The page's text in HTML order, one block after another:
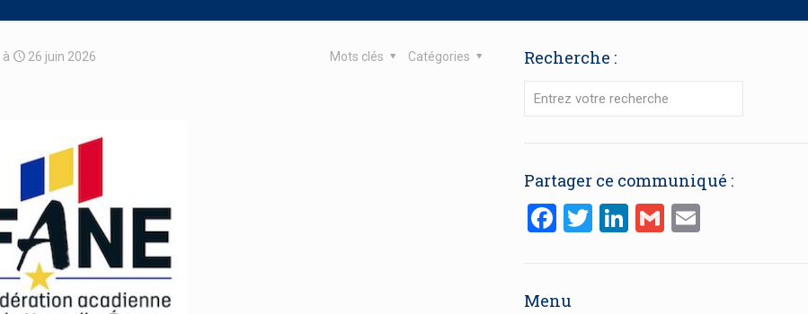
à 26 juin 2026 Catégories
Mots clés Recherche :
Partager ce communiqué :
Facebook
Twitter
LinkedIn
GmailEmail
Menu